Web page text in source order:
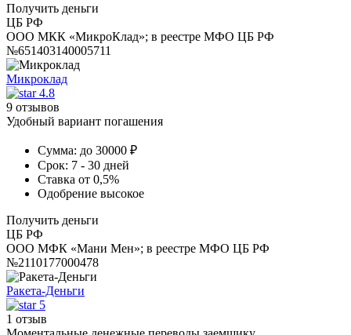
Получить деньги
ЦБ РФ
ООО МКК «МикроКлад»; в реестре МФО ЦБ РФ
№651403140005711
Микроклад
4.8
9 отзывов
Удобный вариант погашения
Сумма: до 30000 ₽
Срок: 7 - 30 дней
Ставка от 0,5%
Одобрение высокое
Получить деньги
ЦБ РФ
ООО МФК «Мани Мен»; в реестре МФО ЦБ РФ
№2110177000478
Ракета-Деньги
5
1 отзыв